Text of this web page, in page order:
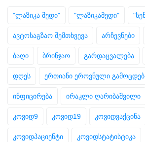
"ლაზიკა მედი" "ლაზიკამედი"
ავტოსაგზაო შემთხვევა არჩევნები
ბაღი ბრინჯაო გარდაცვალება
დღეს ერთიანი ეროვნული
ინფიცირება ირაკლი ღარიბაშვილი
კოვიდ9 კოვიდ19 კოვიდვაქცინა
კოვიდპაციენტი კოვიდსტატისტიკა